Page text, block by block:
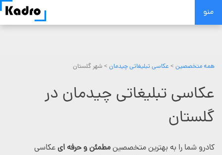
Skip
منو
همه متخصصین > عکاسی تبلیغاتی چیدمان > شهر گلستان
عکاسی تبلیغاتی چیدمان در
گلستان
کادرو شما را به بهترین متخصصینمطمئن و حرفه ایعکاسی